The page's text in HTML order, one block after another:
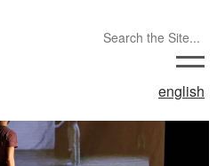
english